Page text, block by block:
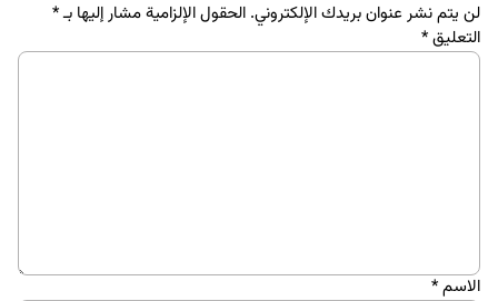
لن يتم نشر عنوان بريدك الإلكتروني. الحقول الإلزامية مشار إليها بـ*
التعليق*
الاسم*